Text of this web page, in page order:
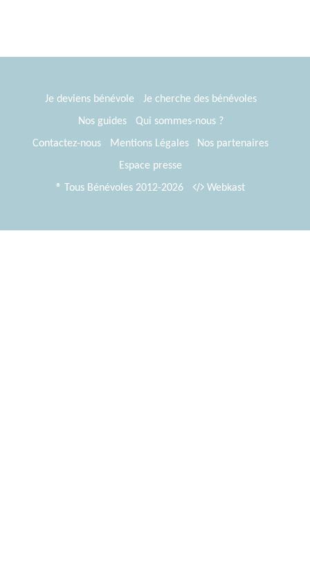
Je deviens bénévole
Je cherche des bénévoles
Nos guides
Qui sommes-nous ?
Contactez-nous
Mentions Légales
Nos partenaires
Espace presse
® Tous Bénévoles 2012-2026
Webkast